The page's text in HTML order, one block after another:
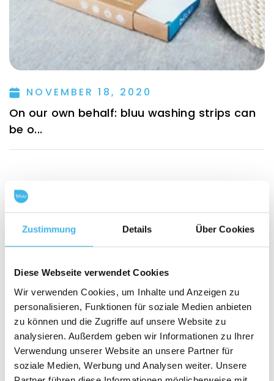
Zustimmung Details Über Cookies
Diese Webseite verwendet Cookies
Wir verwenden Cookies, um Inhalte und Anzeigen zu
personalisieren, Funktionen für soziale Medien anbieten
zu können und die Zugriffe auf unsere Website zu
analysieren. Außerdem geben wir Informationen zu Ihrer
Verwendung unserer Website an unsere Partner für
soziale Medien, Werbung und Analysen weiter. Unsere
NOVEMBER 18, 2020
On our own behalf: bluu washing strips can
be o...
Popular products